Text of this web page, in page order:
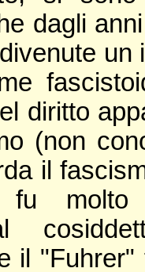
dagli
diritto
(non
il
molto
il